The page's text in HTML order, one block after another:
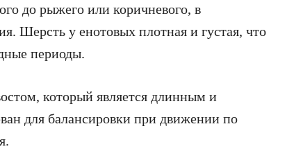
до рыжего или коричневого, в
Шерсть у енотовых плотная и густая, что
периоды.
который является длинным и
для балансировки при движении по